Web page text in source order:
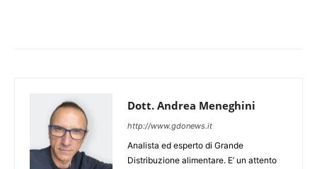
Dott. Andrea Meneghini
http://www.gdonews.it
Analista ed esperto di Grande
Distribuzione alimentare. E’ un attento